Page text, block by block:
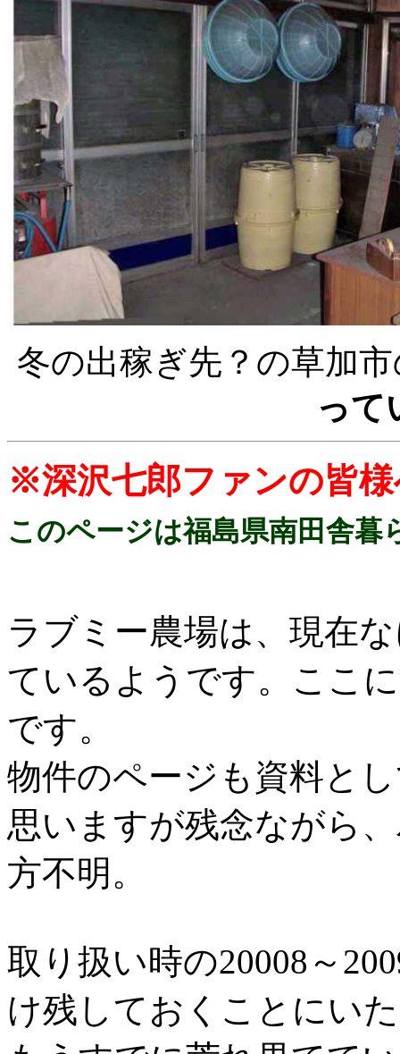
冬の出稼ぎ先？の草加
って
※深沢七郎ファンの皆
このページは福島県南田舎
ラブミー農場は、現在
ているようです。 ここ
です。
物件のページも資料と
思いますが残念ながら
方不明。
取り扱い時の20008～
け残しておくことにい